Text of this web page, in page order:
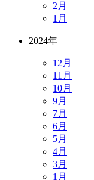
2月
1月
2024年
12月
11月
10月
9月
7月
6月
5月
4月
3月
1月